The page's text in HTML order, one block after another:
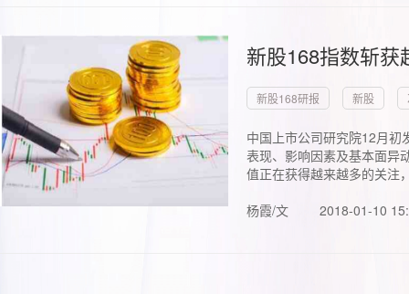
新股168指数斩
新股168研报 新股
中国上市公司研究院12月初
表现、影响因素及基本面异
值正在获得越来越多的关注
杨霞/文
2018-01-10